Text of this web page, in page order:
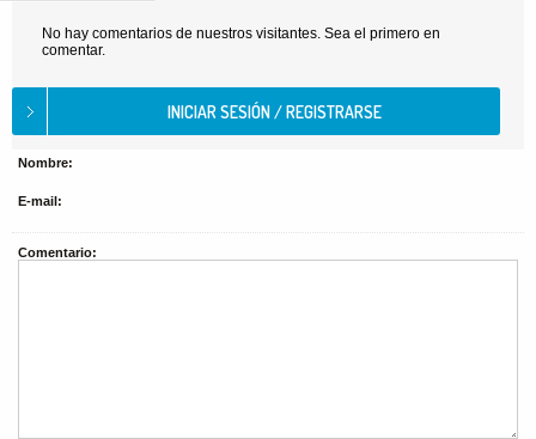
No hay comentarios de nuestros visitantes. Sea el primero en
comentar.
Nombre:
E-mail:
Comentario: